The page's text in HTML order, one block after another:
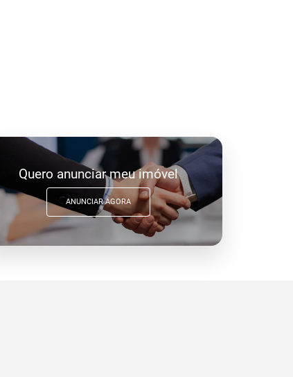
Quero anunciar meu imóvel
ANUNCIAR AGORA